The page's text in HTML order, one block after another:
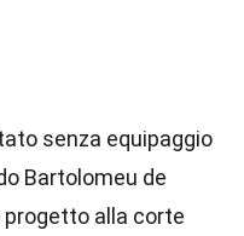
senza equipaggio
Bartolomeu de
alla corte